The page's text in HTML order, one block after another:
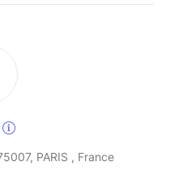
PARIS , France